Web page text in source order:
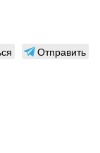
Отправить